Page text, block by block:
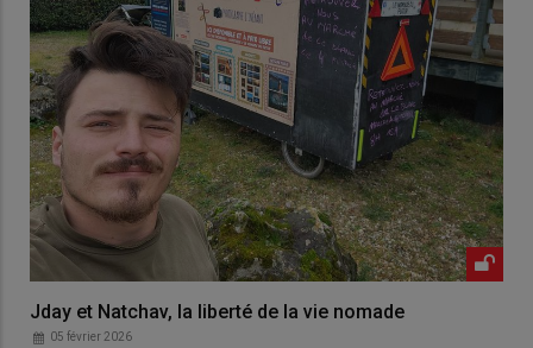
Jday et Natchav, la liberté de la vie nomade
05 février 2026